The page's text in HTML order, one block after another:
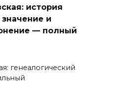
история
и
— полный
генеалогический